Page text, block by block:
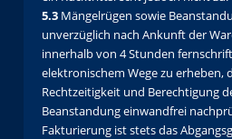
5.3 Mängelrügen sowie
unverzüglich nach Ankunft der
innerhalb von 4 Stunden
elektronischem Wege zu erheben,
Rechtzeitigkeit und Berechtigung
Beanstandung einwandfrei
Fakturierung ist stets das